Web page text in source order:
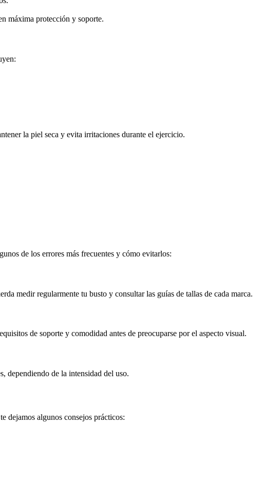
máxima protección y soporte.
la piel seca y evita irritaciones durante el ejercicio.
de los errores más frecuentes y cómo evitarlos:
medir regularmente tu busto y consultar las guías de tallas de cada marca.
de soporte y comodidad antes de preocuparse por el aspecto visual.
dependiendo de la intensidad del uso.
dejamos algunos consejos prácticos: